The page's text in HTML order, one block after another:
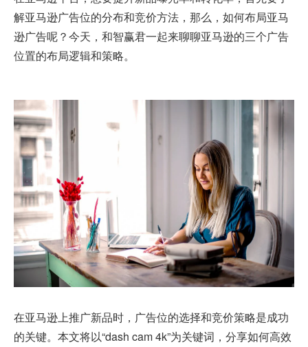
解亚马逊广告位的分布和竞价方法，那么，如何布局亚马
逊广告呢？今天，和智赢君一起来聊聊亚马逊的三个广告
位置的布局逻辑和策略。
在亚马逊上推广新品时，广告位的选择和竞价策略是成功
的关键。本文将以“dash cam 4k”为关键词，分享如何高效